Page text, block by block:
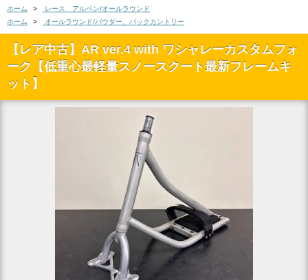
ホーム
>
レース アルペン/オールラウンド
ホーム
> オールラウンド/パウダー、バックカントリー
【レア中古】AR ver.4 with ワシャレーカスタムフォ
ーク【低重心最軽量スノースクート最新フレームキ
ット】